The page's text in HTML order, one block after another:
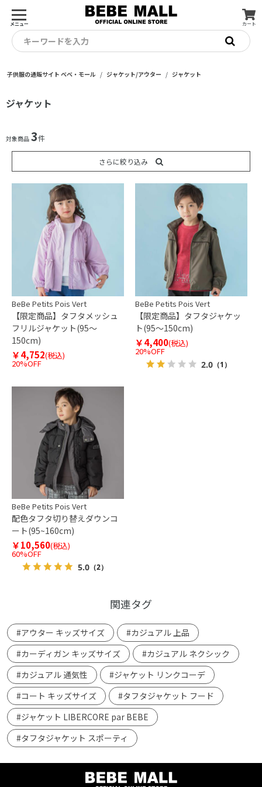
メニュー カート
キーワードを入力
子供服の通販サイト ベベ・モール ジャケット/アウター ジャケット
ジャケット
対象商品 3件
さらに絞り込み
BeBe Petits Pois Vert
【限定商品】タフタメッシュ
フリルジャケット(95～
150cm)
￥4,752(税込)
20%OFF
BeBe Petits Pois Vert
【限定商品】タフタジャケッ
ト(95～150cm)
￥4,400(税込)
20%OFF
2.0（1）
BeBe Petits Pois Vert
配色タフタ切り替えダウンコ
ート(95~160cm)
￥10,560(税込)
60%OFF
5.0 （2）
関連タグ
#アウター キッズサイズ
#カジュアル 上品
#カーディガン キッズサイズ
#カジュアル ネクシック
#カジュアル 通気性
#ジャケット リンクコーデ
#コート キッズサイズ
#タフタジャケット フード
#ジャケット LIBERCORE par BEBE
#タフタジャケット スポーティ